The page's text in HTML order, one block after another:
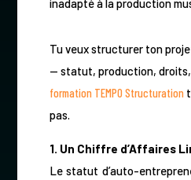
inadapté à la production
Tu veux structurer ton
— statut, production,
formation TEMPO Structuration
pas.
1. Un Chiffre d’Affaires
Le statut d’auto-